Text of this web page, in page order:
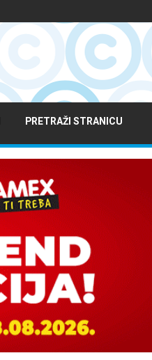
PRETRAŽI STRANICU